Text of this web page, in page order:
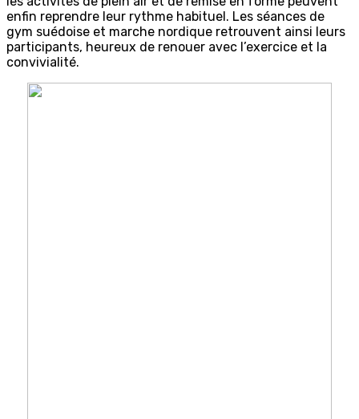
enfin reprendre leur rythme habituel. Les séances de
gym suédoise et marche nordique retrouvent ainsi leurs
participants, heureux de renouer avec l’exercice et la
convivialité.